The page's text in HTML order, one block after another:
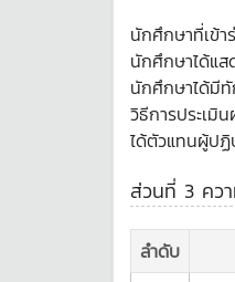
นักศึกษาที่เข้า
นักศึกษาได้แ
นักศึกษาได้มีทั
วิธีการประเมิ
ได้ตัวแทนผู้ป
ส่วนที่ 3 ควา
ลำดับ